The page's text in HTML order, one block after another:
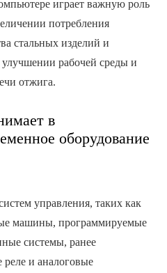
играет важную роль
потребления
стальных изделий и
улучшении рабочей среды и
отжига.
в
оборудование
управления, таких как
машины, программируемые
системы, ранее
и аналоговые